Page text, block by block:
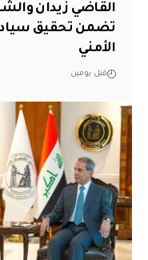
القاضي زيدان
تضمن تحقيق سيادة
الأمني
قبل يومين